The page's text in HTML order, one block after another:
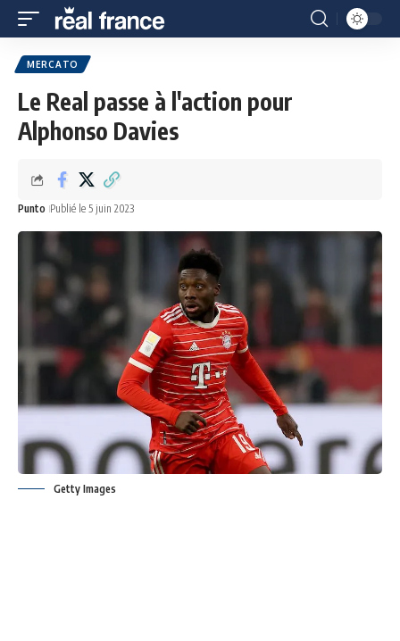
MERCATO
Le Real passe à l'action pour
Alphonso Davies
Punto Publié le 5 juin 2023
Getty Images